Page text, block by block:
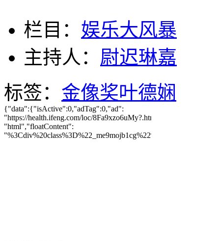
栏目： 娱乐大风暴
主持人： 尉迟琳嘉
标签： 金像奖叶德娴